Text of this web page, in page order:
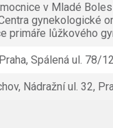
v Mladé
gynekologické
primáře lůžkového
Spálená ul. 78/
Nádražní ul. 32,